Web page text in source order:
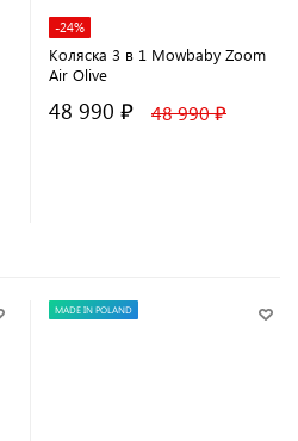
-24%
Коляска 3 в 1 Mowbaby Zoom
Air Olive
48 990 ₽ 48 990 ₽
MADE IN POLAND